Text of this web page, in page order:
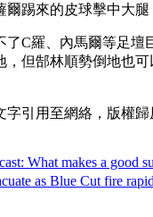
薩爾踢來的皮球擊中大
了C羅 、內馬爾等足
但郜林順勢倒地也可以
字引用至網絡 ，版權歸
What makes a good
as Blue Cut fire